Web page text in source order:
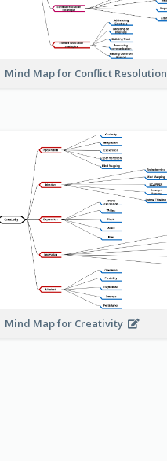
Mind Map for Conflict Resolution
Mind Map for Creativity